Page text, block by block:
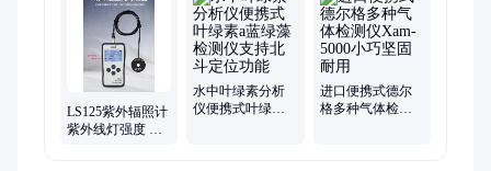
持式林格曼黑度仪、氮氧化物检测仪、便携式不透光烟度计、机
动车尾气检测设备、个人防护包、应急防护包、辐射防护包、在
用车尾气检测仪、工业内窥镜、通用车载诊断仪OBD、手持式光
离子化检测仪、多参数气体检测仪、FID氢火焰检测仪、PID光
离子检测仪、个人剂量报警仪、手持多参数水质检测仪、水质快
检试剂包、手持热电风速仪、测距仪
LS125紫外辐照计
紫外线灯强度 搭
水中叶绿素分析
仪便携式叶绿素a
进口便携式德尔
格多种气体检测